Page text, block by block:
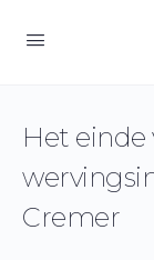
Het einde
Cremer